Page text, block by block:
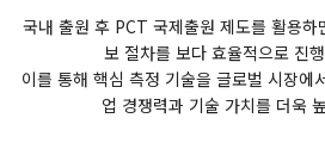
국내 출원 후 PCT 국제출원 제도를 활용
보 절차를 보다 효율적으로 진
이를 통해 핵심 측정 기술을 글로벌 시장에
업 경쟁력과 기술 가치를 더욱